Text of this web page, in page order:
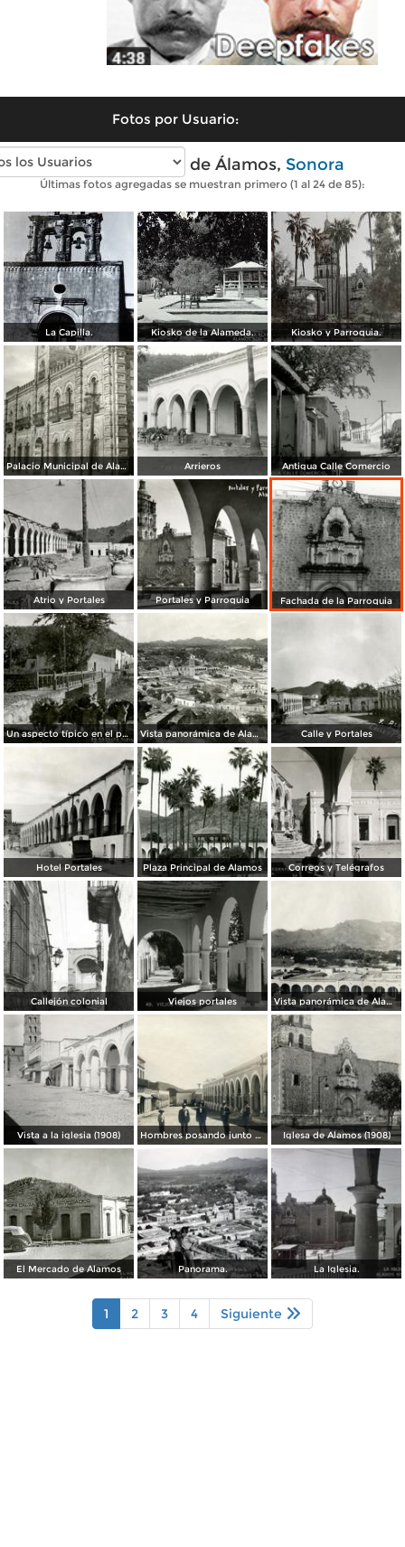
Fotos por Usuario:
Fotos antiguas de Álamos, Sonora
Últimas fotos agregadas se muestran primero (1 al 24 de 85):
La Capilla. Kiosko de la Alameda. Kiosko y Parroquia.
Palacio Municipal de Álamos Arrieros Antigua Calle Comercio
Atrio y Portales Portales y Parroquia Fachada de la Parroquia
Un aspecto típico en el puente Vista panorámica de Álamos Calle y Portales
Hotel Portales Plaza Principal de Álamos Correos y Telégrafos
Callejón colonial Viejos portales Vista panorámica de Álamos (1908)
Vista a la iglesia (1908) Hombres posando junto a los portales (1908) Iglesa de Álamos (1908)
El Mercado de Álamos Panorama. La Iglesia.
1 2 3 4 Siguiente